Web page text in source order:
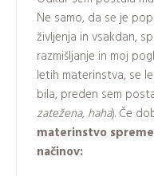
Ne samo, da se je
življenja in vsakdan,
razmišljanje in moj
letih materinstva, se
bila, preden sem
zatežena, haha). Če
materinstvo
načinov: